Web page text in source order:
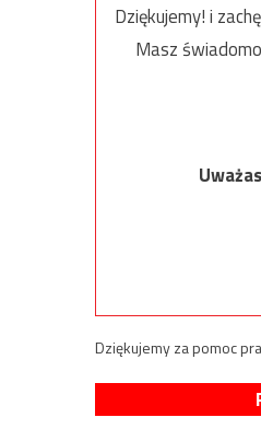
Dziękujemy! i
Masz
Dziękujemy za pomoc